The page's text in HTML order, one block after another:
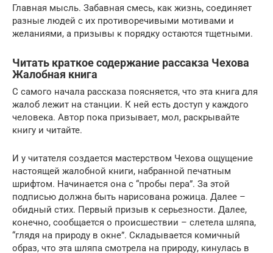
Главная мысль. Забавная смесь, как жизнь, соединяет
разные людей с их противоречивыми мотивами и
желаниями, а призывы к порядку остаются тщетными.
Читать краткое содержание рассакза Чехова
Жалобная книга
С самого начала рассказа поясняется, что эта книга для
жалоб лежит на станции. К ней есть доступ у каждого
человека. Автор пока призывает, мол, раскрывайте
книгу и читайте.
И у читателя создается мастерством Чехова ощущение
настоящей жалобной книги, набранной печатным
шрифтом. Начинается она с “пробы пера”. За этой
подписью должна быть нарисована рожица. Далее –
обидный стих. Первый призыв к серьезности. Далее,
конечно, сообщается о происшествии – слетела шляпа,
“глядя на природу в окне”. Складывается комичный
образ, что эта шляпа смотрела на природу, кинулась в